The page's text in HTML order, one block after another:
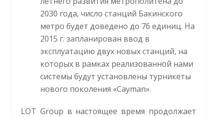
2030 года, число станций Бакинского
метро будет доведено до 76 единиц. На
2015 г. запланирован ввод в
эксплуатацию двух новых станций, на
которых в рамках реализованной нами
системы будут установлены турникеты
нового поколения «Cayman».
LOT Group в настоящее время продолжает